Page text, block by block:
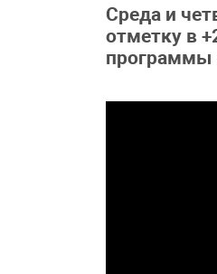
Среда и
отметку в
программы